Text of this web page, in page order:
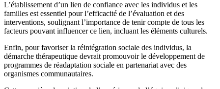
L’établissement d’un lien de confiance avec les individus et les
familles est essentiel pour l’efficacité de l’évaluation et des
interventions, soulignant l’importance de tenir compte de tous les
facteurs pouvant influencer ce lien, incluant les éléments culturels.
Enfin, pour favoriser la réintégration sociale des individus, la
démarche thérapeutique devrait promouvoir le développement de
programmes de réadaptation sociale en partenariat avec des
organismes communautaires.